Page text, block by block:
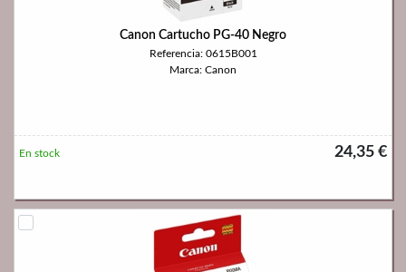
Canon Cartucho PG-40 Negro
Referencia: 0615B001
Marca: Canon
24,35 €
En stock